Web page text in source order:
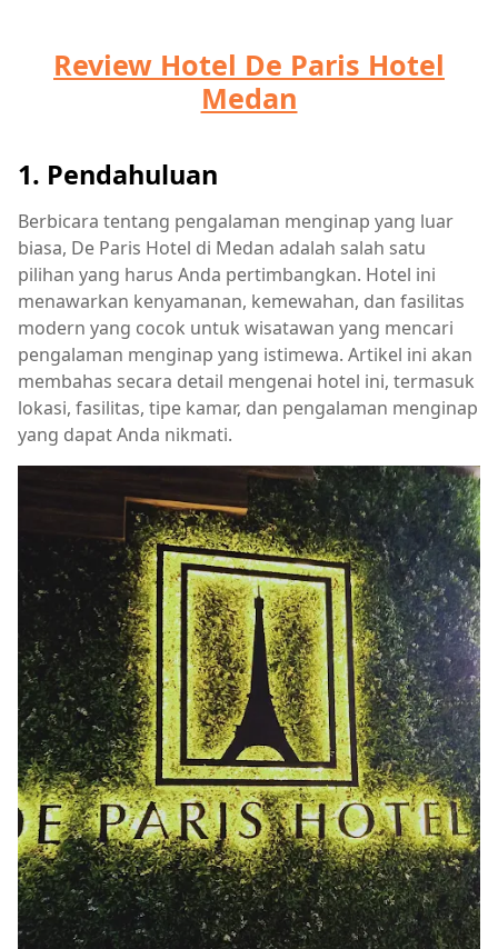
Review Hotel De Paris Hotel
Medan
1. Pendahuluan
Berbicara tentang pengalaman menginap yang luar
biasa, De Paris Hotel di Medan adalah salah satu
pilihan yang harus Anda pertimbangkan. Hotel ini
menawarkan kenyamanan, kemewahan, dan fasilitas
modern yang cocok untuk wisatawan yang mencari
pengalaman menginap yang istimewa. Artikel ini akan
membahas secara detail mengenai hotel ini, termasuk
lokasi, fasilitas, tipe kamar, dan pengalaman menginap
yang dapat Anda nikmati.